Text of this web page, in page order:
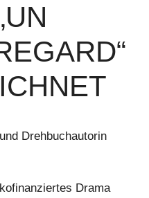
Drehbuchautorin
Drama